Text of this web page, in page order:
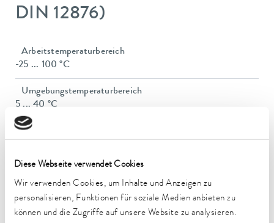
Diese Webseite verwendet Cookies
Wir verwenden Cookies, um Inhalte und Anzeigen zu
personalisieren, Funktionen für soziale Medien anbieten zu
können und die Zugriffe auf unsere Website zu analysieren.
DIN 12876)
Arbeitstemperaturbereich
-25 ... 100 °C
Umgebungstemperaturbereich
5 ... 40 °C
Temperaturkonstanz
1,5 kW
Leistungsaufnahme max.